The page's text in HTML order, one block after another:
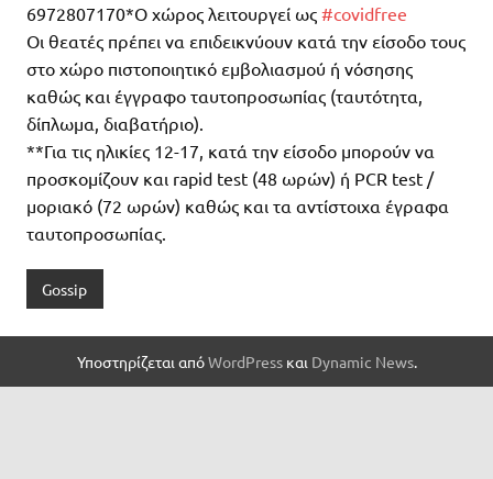
6972807170*Ο χώρος λειτουργεί ως #covidfree
Οι θεατές πρέπει να επιδεικνύουν κατά την είσοδο τους
στο χώρο πιστοποιητικό εμβολιασμού ή νόσησης
καθώς και έγγραφο ταυτοπροσωπίας (ταυτότητα,
δίπλωμα, διαβατήριο).
**Για τις ηλικίες 12-17, κατά την είσοδο μπορούν να
προσκομίζουν και rapid test (48 ωρών) ή PCR test /
μοριακό (72 ωρών) καθώς και τα αντίστοιχα έγραφα
ταυτοπροσωπίας.
Gossip
Υποστηρίζεται απόWordPressκαι Dynamic News.